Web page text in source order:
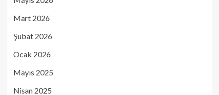
Mart 2026
Şubat 2026
Ocak 2026
Mayıs 2025
Nisan 2025